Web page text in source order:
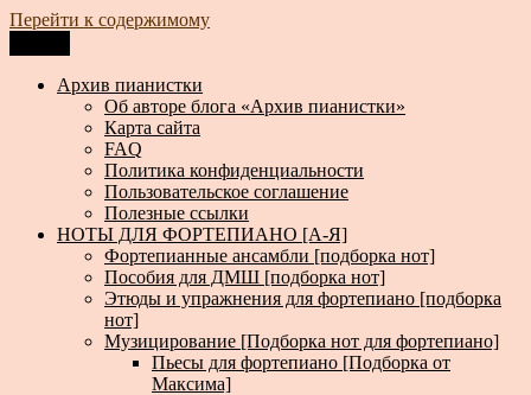
Перейти к содержимому
Архив пианистки
Всё для пианистов: ноты, книги, музыка, статьи…
Архив пианистки
Об авторе блога «Архив пианистки»
Карта сайта
FAQ
Политика конфиденциальности
Пользовательское соглашение
Полезные ссылки
НОТЫ ДЛЯ ФОРТЕПИАНО [А-Я]
Фортепианные ансамбли [подборка нот]
Пособия для ДМШ [подборка нот]
Этюды и упражнения для фортепиано [подборка
нот]
Музицирование [Подборка нот для фортепиано]
Пьесы для фортепиано [Подборка от
Максима]